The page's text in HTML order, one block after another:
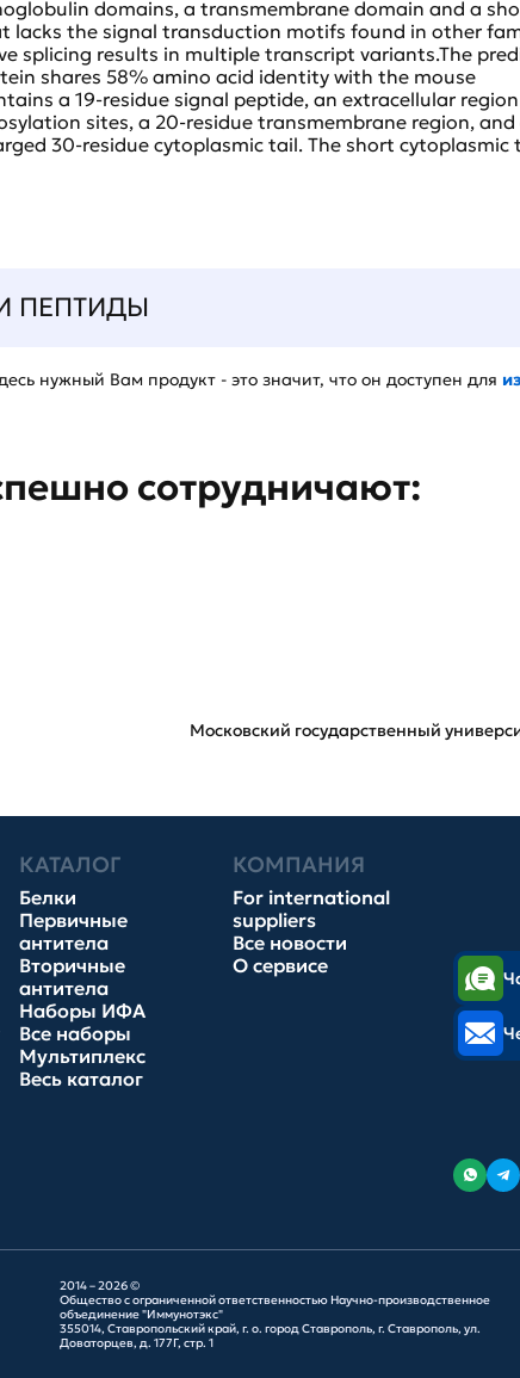
domains, a transmembrane domain and a
lacks the signal transduction motifs found in other
splicing results in multiple transcript variants.The
shares 58% amino acid identity with the mouse
a 19-residue signal peptide, an extracellular
sites, a 20-residue transmembrane region, and
30-residue cytoplasmic tail. The short
ПЕПТИДЫ
нужный Вам продукт - это значит, что он доступен для
сотрудничают:
Московский государственный
КАТАЛОГ
Белки
Первичные
антитела
Вторичные
антитела
Наборы ИФА
Все наборы
Мультиплекс
Весь каталог
КОМПАНИЯ
For international
suppliers
Все новости
О сервисе
2014 – 2026 ©
Общество с ограниченной ответственностью Научно-производственное
объединение "Иммунотэкс"
355014, Ставропольский край, г. о. город Ставрополь, г. Ставрополь, ул.
Доваторцев, д. 177Г, стр. 1